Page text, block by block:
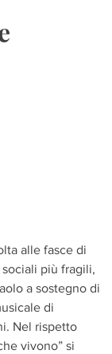
alle fasce di
più fragili,
a sostegno di
di
Nel rispetto
vivono” si